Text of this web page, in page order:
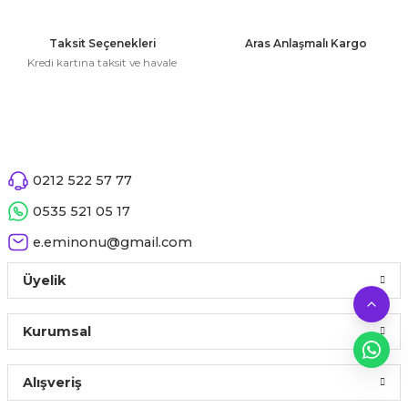
Taksit Seçenekleri
Kredi kartına taksit ve havale
Aras Anlaşmalı Kargo
0212 522 57 77
0535 521 05 17
e.eminonu@gmail.com
Üyelik
Kurumsal
Alışveriş